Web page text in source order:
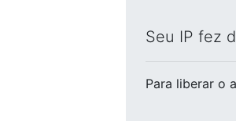
Seu IP fez
Para liberar o